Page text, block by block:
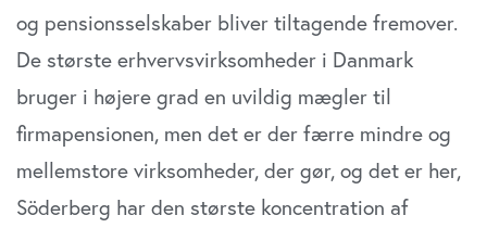
og pensionsselskaber bliver tiltagende fremover.
De største erhvervsvirksomheder i Danmark
bruger i højere grad en uvildig mægler til
firmapensionen, men det er der færre mindre og
mellemstore virksomheder, der gør, og det er her,
Söderberg har den største koncentration af